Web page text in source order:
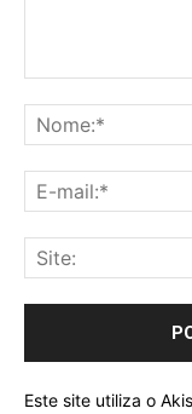
Este site utiliza o